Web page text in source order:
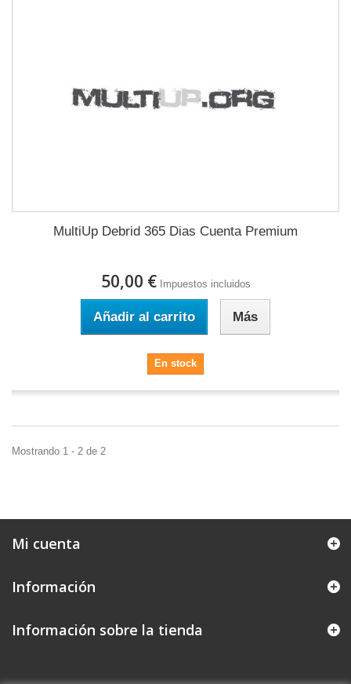
MultiUp Debrid 365 Dias Cuenta Premium
50,00 € Impuestos incluidos
Añadir al carrito Más
En stock
Mostrando 1 - 2 de 2
Mi cuenta
Información
Información sobre la tienda